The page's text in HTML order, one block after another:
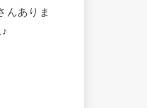
んありま